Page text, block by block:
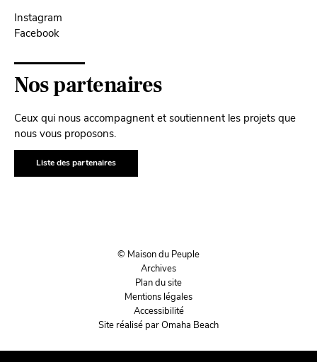
Instagram
Facebook
Nos partenaires
Ceux qui nous accompagnent et soutiennent les projets que
nous vous proposons.
Liste des partenaires
© Maison du Peuple
Archives
Plan du site
Mentions légales
Accessibilité
Site réalisé par Omaha Beach